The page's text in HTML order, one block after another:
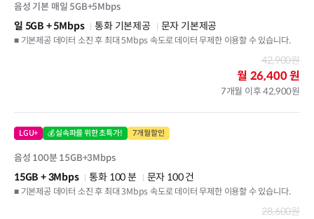
음성 기본 매일 5GB+5Mbps
일 5GB + 5Mbps 통화 기본제공
문자 기본제공
■ 기본제공 데이터 소진 후 최대 5Mbps 속도로 데이터 무제한 이용할 수 있습니다.
42,900원
월 26,400 원
7개월 이후 42,900원
LGU+ 💰실속파를 위한 초특가! 7개월할인
음성 100분 15GB+3Mbps
15GB + 3Mbps 통화 100 분
문자 100 건
■ 기본제공 데이터 소진 후 최대 3Mbps 속도로 데이터 무제한 이용할 수 있습니다.
28,600원